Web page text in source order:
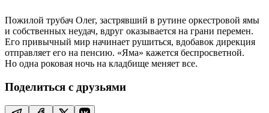
Пожилой трубач Олег, застрявший в рутине оркестровой ямы
и собственных неудач, вдруг оказывается на грани перемен.
Его привычный мир начинает рушиться, вдобавок дирекция
отправляет его на пенсию. «Яма» кажется беспросветной.
Но одна роковая ночь на кладбище меняет все.
Поделиться с друзьями